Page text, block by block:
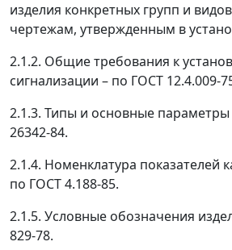
изделия конкретных групп и
чертежам, утвержденным в
2.1.2. Общие требования к
сигнализации – по ГОСТ 12.4.009-
2.1.3. Типы и основные параметры
26342-84.
2.1.4. Номенклатура показателей
по ГОСТ 4.188-85.
2.1.5. Условные обозначения
829-78.